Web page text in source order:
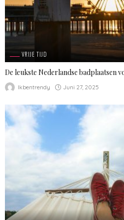
VRIJE TIJD
De leukste Nederlandse badplaatsen
Ikbentrendy Juni 27, 2025